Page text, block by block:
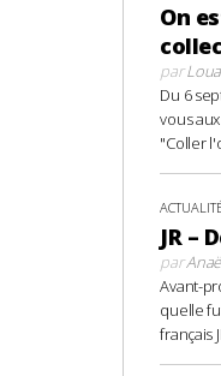
On
par
Du 6
vous
"Coller
JR –
par
Avant-
quelle
français